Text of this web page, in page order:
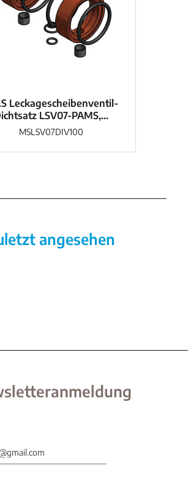
Leckagescheibenventil-
LSV07-PAMS,...
MSLSV07DIV100
angesehen